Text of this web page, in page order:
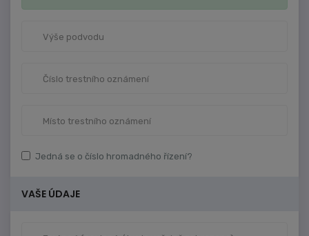
Jedná se o číslo hromadného řízení?
VAŠE ÚDAJE